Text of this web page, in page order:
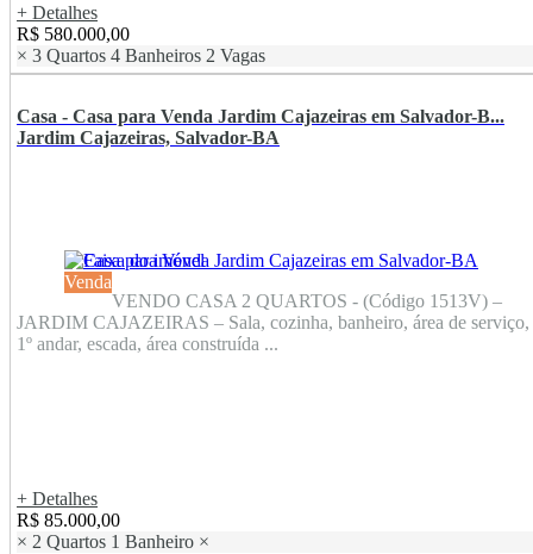
+ Detalhes
R$ 580.000,00
× 3 Quartos 4 Banheiros 2 Vagas
Casa - Casa para Venda Jardim Cajazeiras em Salvador-B...
Jardim Cajazeiras, Salvador-BA
Venda
VENDO CASA 2 QUARTOS - (Código 1513V) –
JARDIM CAJAZEIRAS – Sala, cozinha, banheiro, área de serviço,
1º andar, escada, área construída ...
+ Detalhes
R$ 85.000,00
× 2 Quartos 1 Banheiro ×